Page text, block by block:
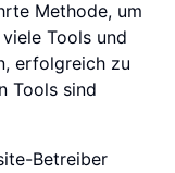
Methode, um
Tools und
erfolgreich zu
Tools sind
Betreiber